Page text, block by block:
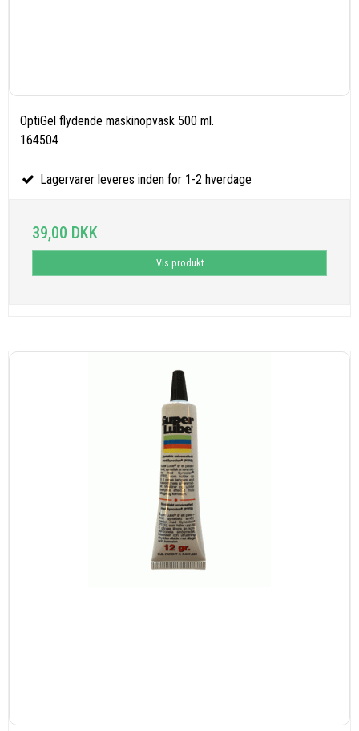
OptiGel flydende maskinopvask 500 ml.
164504
Lagervarer leveres inden for 1-2 hverdage
39,00 DKK
Vis produkt